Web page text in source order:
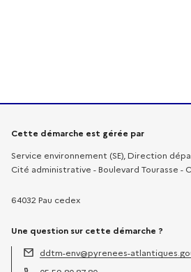
Informations sur la
Cette démarche est gérée par
Service environnement (SE), Direction
Cité administrative - Boulevard Tourasse -
64032 Pau cedex
Une question sur cette démarche ?
Adresse électronique :
ddtm-env@pyrenees-